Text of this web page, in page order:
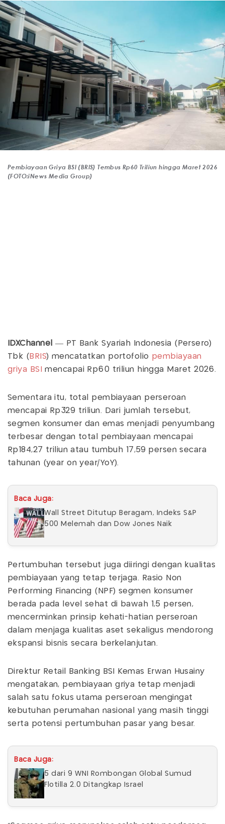
Pembiayaan Griya BSI (BRIS) Tembus Rp60 Triliun hingga Maret 2026
(FOTO:iNews Media Group)
IDXChannel
— PT Bank Syariah Indonesia (Persero)
Tbk ( BRIS) mencatatkan portofolio pembiayaan
griya
BSI mencapai Rp60 triliun hingga Maret 2026.
Sementara itu, total pembiayaan perseroan
mencapai Rp329 triliun. Dari jumlah tersebut,
segmen konsumer dan emas menjadi penyumbang
terbesar dengan total pembiayaan mencapai
Rp184,27 triliun atau tumbuh 17,59 persen secara
tahunan (year on year/YoY).
Baca Juga:
Wall Street Ditutup Beragam, Indeks S&P
500 Melemah dan Dow Jones Naik
Pertumbuhan tersebut juga diiringi dengan kualitas
pembiayaan yang tetap terjaga. Rasio Non
Performing Financing (NPF) segmen konsumer
berada pada level sehat di bawah 1,5 persen,
mencerminkan prinsip kehati-hatian perseroan
dalam menjaga kualitas aset sekaligus mendorong
ekspansi bisnis secara berkelanjutan.
Direktur Retail Banking BSI Kemas Erwan Husainy
mengatakan, pembiayaan griya tetap menjadi
salah satu fokus utama perseroan mengingat
kebutuhan perumahan nasional yang masih tinggi
serta potensi pertumbuhan pasar yang besar.
Baca Juga:
5 dari 9 WNI Rombongan Global Sumud
Flotilla 2.0 Ditangkap Israel